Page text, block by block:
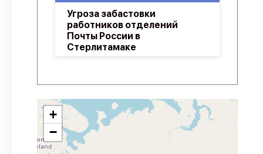
Угроза забастовки
работников отделений
Почты России в
Стерлитамаке
+
−